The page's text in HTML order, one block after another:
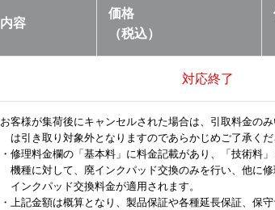
内容
価格
（税込）
対応終了
お客様が集荷後にキャンセルされた場合は、引取料金の
は引き取り対象外となりますのであらかじめご了承くだ
・修理料金欄の「基本料」に料金記載があり、「技術料
機種に対して、廃インクパッド交換のみを行い、他に
インクパッド交換料金が適用されます。
・上記金額は概算となり、製品保証や各種延長保証、保